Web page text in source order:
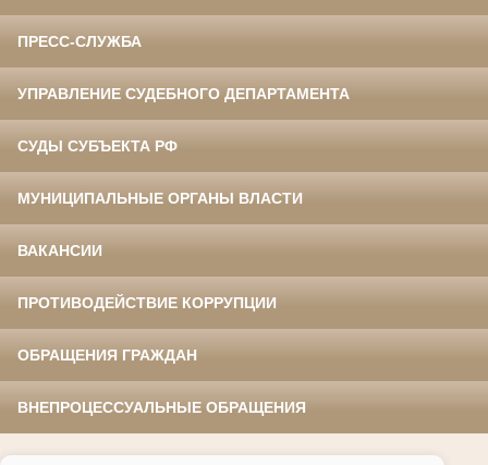
ПРЕСС-СЛУЖБА
УПРАВЛЕНИЕ СУДЕБНОГО ДЕПАРТАМЕНТА
СУДЫ СУБЪЕКТА РФ
МУНИЦИПАЛЬНЫЕ ОРГАНЫ ВЛАСТИ
ВАКАНСИИ
ПРОТИВОДЕЙСТВИЕ КОРРУПЦИИ
ОБРАЩЕНИЯ ГРАЖДАН
ВНЕПРОЦЕССУАЛЬНЫЕ ОБРАЩЕНИЯ